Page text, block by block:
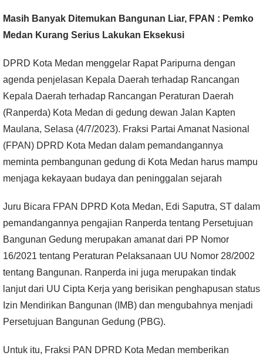
Masih Banyak Ditemukan Bangunan Liar, FPAN : Pemko
Medan Kurang Serius Lakukan Eksekusi
DPRD Kota Medan menggelar Rapat Paripurna dengan
agenda penjelasan Kepala Daerah terhadap Rancangan
Kepala Daerah terhadap Rancangan Peraturan Daerah
(Ranperda) Kota Medan di gedung dewan Jalan Kapten
Maulana, Selasa (4/7/2023). Fraksi Partai Amanat Nasional
(FPAN) DPRD Kota Medan dalam pemandangannya
meminta pembangunan gedung di Kota Medan harus mampu
menjaga kekayaan budaya dan peninggalan sejarah
Juru Bicara FPAN DPRD Kota Medan, Edi Saputra, ST dalam
pemandangannya pengajian Ranperda tentang Persetujuan
Bangunan Gedung merupakan amanat dari PP Nomor
16/2021 tentang Peraturan Pelaksanaan UU Nomor 28/2002
tentang Bangunan. Ranperda ini juga merupakan tindak
lanjut dari UU Cipta Kerja yang berisikan penghapusan status
Izin Mendirikan Bangunan (IMB) dan mengubahnya menjadi
Persetujuan Bangunan Gedung (PBG).
Untuk itu, Fraksi PAN DPRD Kota Medan memberikan